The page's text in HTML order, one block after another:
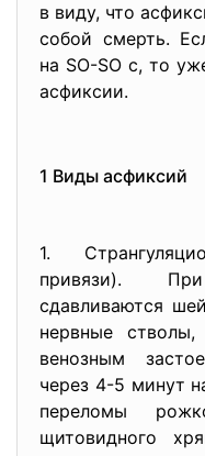
в виду, что
собой смерть.
на SO-SO с, то
асфиксии.
1 Виды асфиксий
1.
привязи).
сдавливаются
нервные стволы,
венозным
через 4-5 минут
переломы
щитовидного